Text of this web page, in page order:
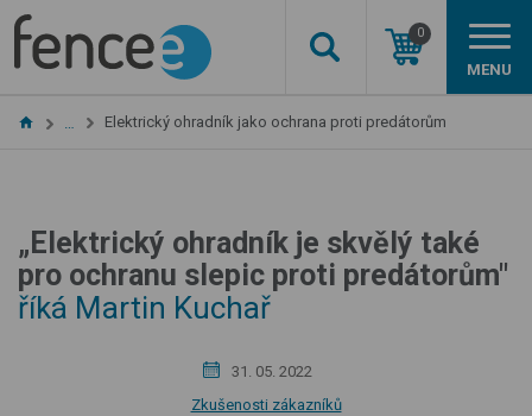
0
MENU
Elektrický ohradník jako ochrana proti predátorům
„Elektrický ohradník je skvělý také
pro ochranu slepic proti predátorům"
říká Martin Kuchař
31. 05. 2022
Zkušenosti zákazníků